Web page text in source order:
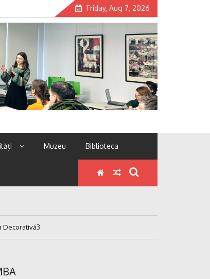
Friday, Aug 7, 2026
Muzeu Biblioteca
Decorativă3